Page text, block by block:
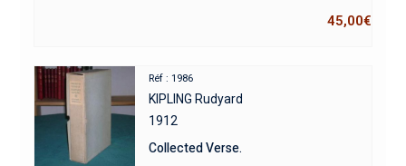
45,00€
Réf : 1986
KIPLING Rudyard
1912
Collected Verse.